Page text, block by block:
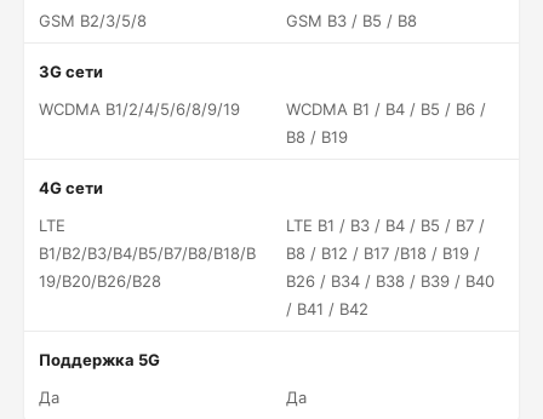
GSM B2/3/5/8
GSM B3 / B5 / B8
3G сети
WCDMA B1/2/4/5/6/8/9/19
WCDMA B1 / B4 / B5 / B6 /
B8 / B19
4G сети
LTE
B1/B2/B3/B4/B5/B7/B8/B18/B
19/B20/B26/B28
LTE B1 / B3 / B4 / B5 / B7 /
B8 / B12 / B17 /B18 / B19 /
B26 / B34 / B38 / B39 / B40
/ B41 / B42
Поддержка 5G
Да
Да